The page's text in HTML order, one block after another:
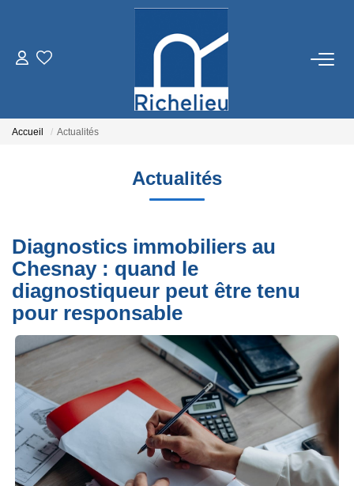
ESTIMATION
RICHELIEU
CONTACT
EXTRANET
Accueil Actualités
Actualités
Diagnostics immobiliers au
Chesnay : quand le
diagnostiqueur peut être tenu
pour responsable